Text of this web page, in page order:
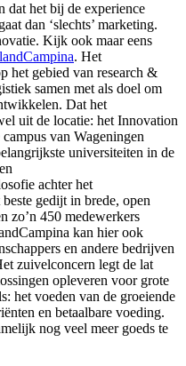
dat het bij de experience
dan ‘slechts’ marketing.
Kijk ook maar eens
. Het
het gebied van research &
samen met als doel om
Dat het
uit de locatie: het Innovation
van Wageningen
universiteiten in de
achter het
gedijt in brede, open
zo’n 450 medewerkers
kan hier ook
en andere bedrijven
zuivelconcern legt de lat
opleveren voor grote
het voeden van de groeiende
en betaalbare voeding.
nog veel meer goeds te